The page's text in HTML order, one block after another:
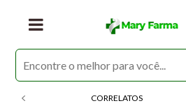
CORRELATOS